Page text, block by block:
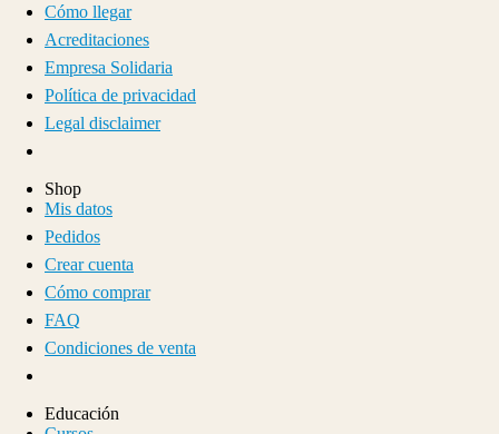
Cómo llegar
Acreditaciones
Empresa Solidaria
Política de privacidad
Legal disclaimer
Shop
Mis datos
Pedidos
Crear cuenta
Cómo comprar
FAQ
Condiciones de venta
Educación